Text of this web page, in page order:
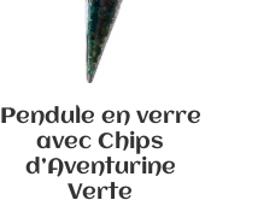
Pendule en verre
avec Chips
d’Aventurine
Verte